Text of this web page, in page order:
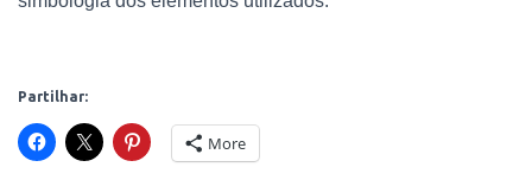
Partilhar:
More